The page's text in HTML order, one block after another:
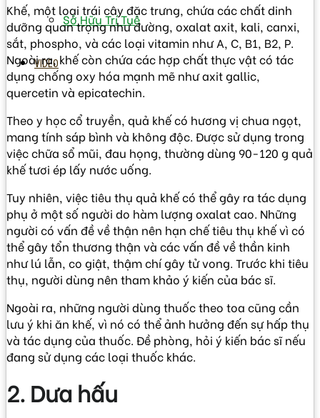
Sở Hữu Trí Tuệ
VIDEO
Khế, một loại trái cây đặc trưng, chứa các chất dinh
dưỡng quan trọng như đường, oxalat axit, kali, canxi,
sắt, phospho, và các loại vitamin như A, C, B1, B2, P.
Ngoài ra, khế còn chứa các hợp chất thực vật có tác
dụng chống oxy hóa mạnh mẽ như axit gallic,
quercetin và epicatechin.
Theo y học cổ truyền, quả khế có hương vị chua ngọt,
mang tính sáp bình và không độc. Được sử dụng trong
việc chữa sổ mũi, đau họng, thường dùng 90-120 g quả
khế tươi ép lấy nước uống.
Tuy nhiên, việc tiêu thụ quả khế có thể gây ra tác dụng
phụ ở một số người do hàm lượng oxalat cao. Những
người có vấn đề về thận nên hạn chế tiêu thụ khế vì có
thể gây tổn thương thận và các vấn đề về thần kinh
như lú lẫn, co giật, thậm chí gây tử vong. Trước khi tiêu
thụ, người dùng nên tham khảo ý kiến của bác sĩ.
Ngoài ra, những người dùng thuốc theo toa cũng cần
lưu ý khi ăn khế, vì nó có thể ảnh hưởng đến sự hấp thụ
và tác dụng của thuốc. Đề phòng, hỏi ý kiến bác sĩ nếu
đang sử dụng các loại thuốc khác.
2. Dưa hấu